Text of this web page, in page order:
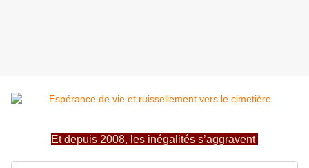
Et depuis 2008, les inégalités s’aggravent